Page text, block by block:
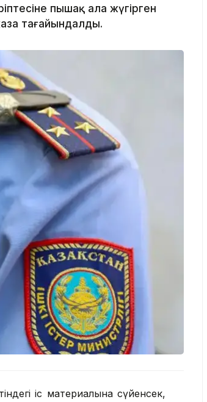
пышақ ала жүгірген
тағайындалды.
іс материалына сүйенсек,